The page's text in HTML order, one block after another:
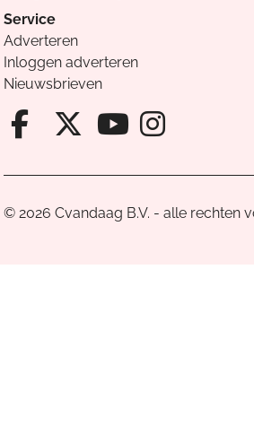
Service
Adverteren
Inloggen adverteren
Nieuwsbrieven
Facebook van
X van
© 2026 Cvandaag B.V. - alle rechten